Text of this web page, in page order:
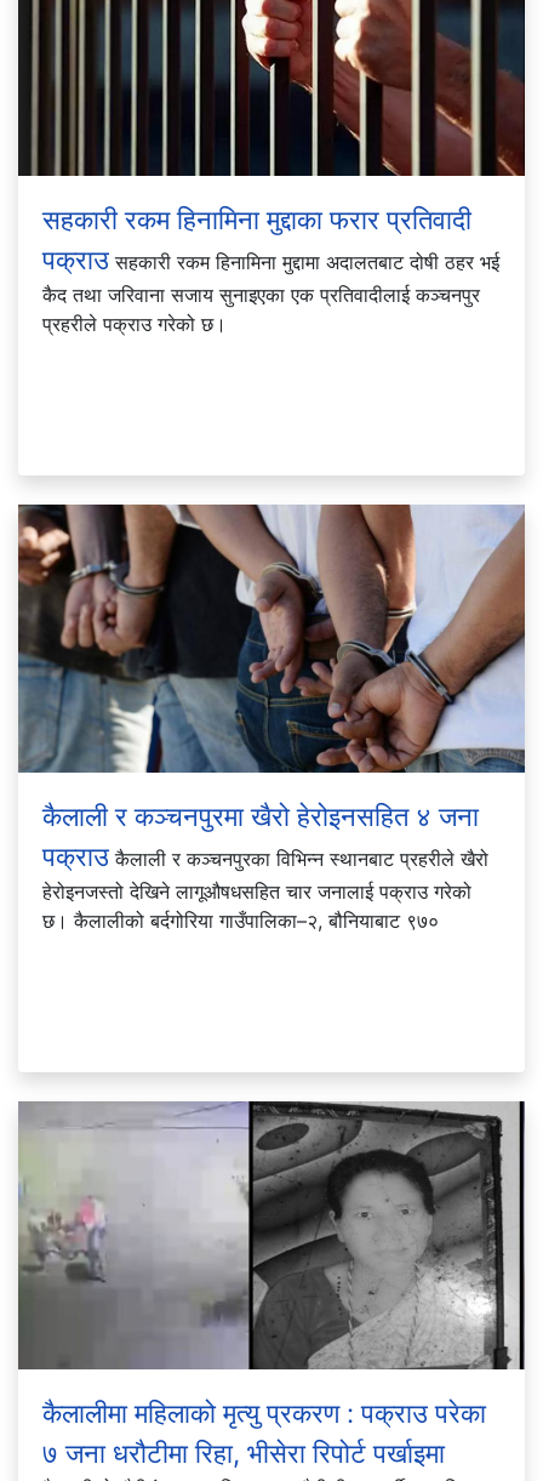
सहकारी रकम हिनामिना मुद्दाका फरार प्रतिवादी
पक्राउ सहकारी रकम हिनामिना मुद्दामा अदालतबाट दोषी ठहर भई
कैद तथा जरिवाना सजाय सुनाइएका एक प्रतिवादीलाई कञ्चनपुर
प्रहरीले पक्राउ गरेको छ।
कैलाली र कञ्चनपुरमा खैरो हेरोइनसहित ४ जना
पक्राउ कैलाली र कञ्चनपुरका विभिन्न स्थानबाट प्रहरीले खैरो
हेरोइनजस्तो देखिने लागूऔषधसहित चार जनालाई पक्राउ गरेको
छ। कैलालीको बर्दगोरिया गाउँपालिका–२, बौनियाबाट ९७०
कैलालीमा महिलाको मृत्यु प्रकरण : पक्राउ परेका
७ जना धरौटीमा रिहा, भीसेरा रिपोर्ट पर्खाइमा